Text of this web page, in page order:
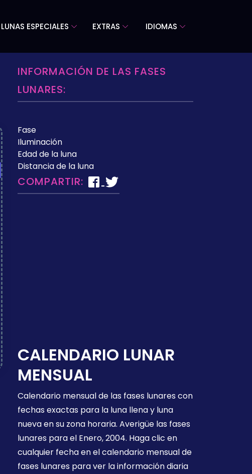
LUNAS ESPECIALES EXTRAS IDIOMAS
INFORMACIÓN DE LAS FASES
LUNARES:
Fase
Iluminación
Edad de la luna
Distancia de la luna
COMPARTIR:
CALENDARIO LUNAR
MENSUAL
Calendario mensual de las fases lunares con
fechas exactas para la luna llena y luna
nueva en su zona horaria. Averigüe las fases
lunares para el Enero, 2004. Haga clic en
cualquier fecha en el calendario mensual de
fases lunares para ver la información diaria